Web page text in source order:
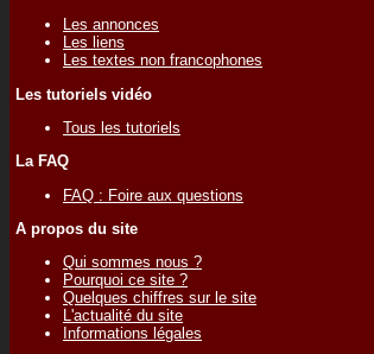
Les annonces
Les liens
Les textes non francophones
Les tutoriels vidéo
Tous les tutoriels
La FAQ
FAQ : Foire aux questions
A propos du site
Qui sommes nous ?
Pourquoi ce site ?
Quelques chiffres sur le site
L'actualité du site
Informations légales